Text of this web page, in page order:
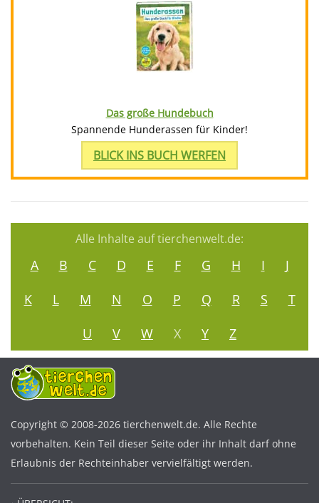
Das große Hundebuch
Spannende Hunderassen für Kinder!
BLICK INS BUCH WERFEN
Alle Inhalte auf tierchenwelt.de:
A B C D E F G H I
J
K
L M N O P Q R S
T
U
V W X Y Z
Copyright © 2008-2026 tierchenwelt.de. Alle Rechte
vorbehalten. Kein Teil dieser Seite oder ihr Inhalt darf ohne
Erlaubnis der Rechteinhaber vervielfältigt werden.